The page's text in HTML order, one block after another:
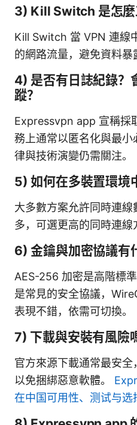
3) Kill Switch 是怎麼
Kill Switch 當 VPN 連線
的網路流量，避免資料暴
4) 是否有日誌紀錄？
蹤？
Expressvpn app 宣稱採
務上通常以匿名化與最
律與技術演變仍需關注。
5) 如何在多裝置環境
大多數方案允許同時連
多，可選更高的同時連線
6) 金鑰與加密協議有
AES-256 加密是高階標
是常見的安全協議，
表現不錯，依需可切換。
7) 下載與安裝有風險
官方來源下載通常最安全
以免捆綁惡意軟體。
在中国可用性、测试与选